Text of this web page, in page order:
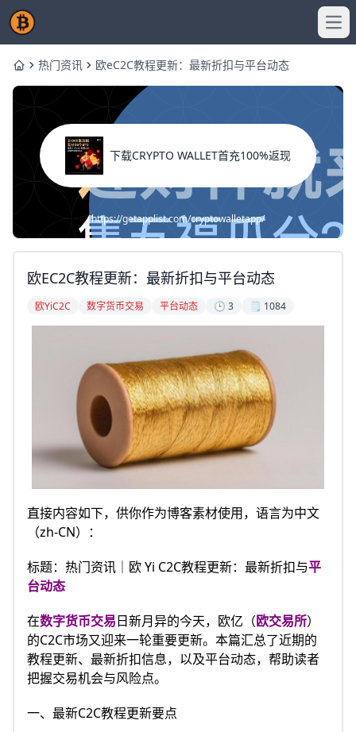
Home热门资讯 欧eC2C教程更新：最新折扣与平台动态
下载CRYPTO WALLET首充100%返现
https://getapplist.com/cryptowalletapp/
欧eC2C教程更新：最新折扣与平台动态
欧yiC2C 数字货币交易 平台动态 🕒 3 🗒️ 1084
直接内容如下，供你作为博客素材使用，语言为中文
（zh-CN）：
标题：热门资讯｜欧 Yi C2C教程更新：最新折扣与平
台动态
在数字货币交易日新月异的今天，欧亿（欧交易所）
的C2C市场又迎来一轮重要更新。本篇汇总了近期的
教程更新、最新折扣信息，以及平台动态，帮助读者
把握交易机会与风险点。
一、最新C2C教程更新要点